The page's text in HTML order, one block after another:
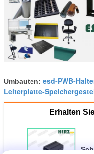
Umbauten: esd-PWB-
Leiterplatte-
Erhalten